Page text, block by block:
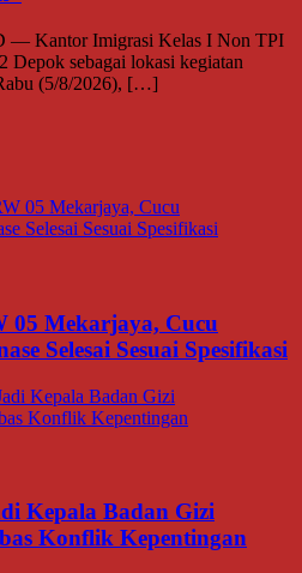
Kantor Imigrasi Kelas I Non TPI
sebagai lokasi kegiatan
(5/8/2026), […]
05 Mekarjaya, Cucu
Selesai Sesuai Spesifikasi
Kepala Badan Gizi
Konflik Kepentingan